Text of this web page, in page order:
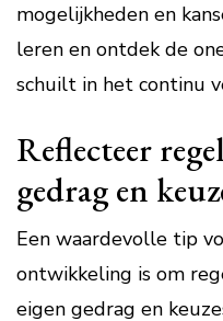
mogelijkheden en
leren en ontdek de
schuilt in het continu
Reflecteer
gedrag en
Een waardevolle tip
ontwikkeling is om
eigen gedrag en